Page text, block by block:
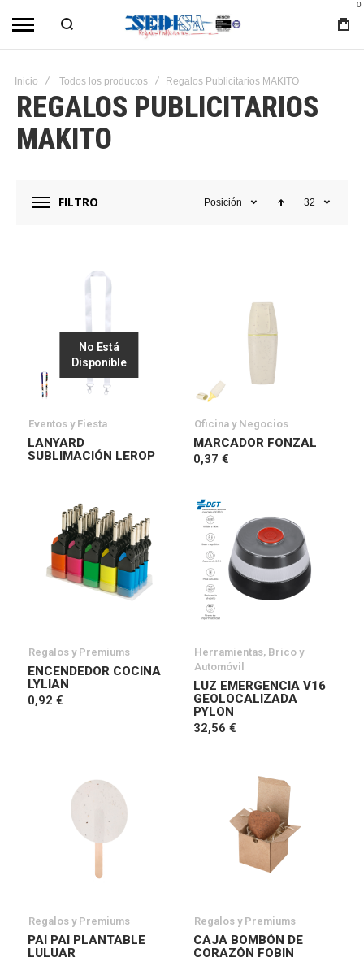
0
Inicio Todos los productos Regalos Publicitarios MAKITO
REGALOS PUBLICITARIOS
MAKITO
FILTRO Posición 32
No Está
Disponible
Eventos y Fiesta
LANYARD
SUBLIMACIÓN LEROP
Oficina y Negocios
MARCADOR FONZAL
0,37 €
Regalos y Premiums
ENCENDEDOR COCINA
LYLIAN
0,92 €
Herramientas, Brico y
Automóvil
LUZ EMERGENCIA V16
GEOLOCALIZADA
PYLON
32,56 €
Regalos y Premiums
PAI PAI PLANTABLE
LULUAR
Regalos y Premiums
CAJA BOMBÓN DE
CORAZÓN FOBIN